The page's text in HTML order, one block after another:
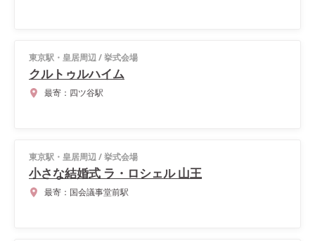
東京駅・皇居周辺/挙式会場
クルトゥルハイム
最寄： 四ツ谷駅
東京駅・皇居周辺/挙式会場
小さな結婚式 ラ・ロシェル 山王
最寄： 国会議事堂前駅